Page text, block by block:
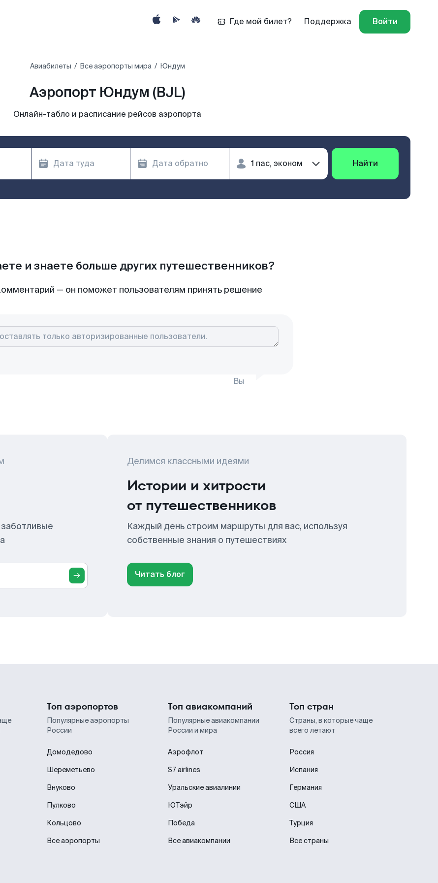
Где мой билет? Поддержка Войти
Авиабилеты Все аэропорты мира Юндум
Аэропорт Юндум (BJL)
Онлайн-табло и расписание рейсов аэропорта
Найти
и знаете больше других путешественников?
— он поможет пользователям принять решение
Вы
Делимся классными идеями
Истории и хитрости
от путешественников
Каждый день строим маршруты для вас, используя
собственные знания о путешествиях
Читать блог
Топ аэропортов
Популярные аэропорты
России
Домодедово
Шереметьево
Внуково
Пулково
Кольцово
Все аэропорты
Топ авиакомпаний
Популярные авиакомпании
России и мира
Аэрофлот
S7 airlines
Уральские авиалинии
ЮТэйр
Победа
Все авиакомпании
Топ стран
Страны, в которые чаще
всего летают
Россия
Испания
Германия
США
Турция
Все страны